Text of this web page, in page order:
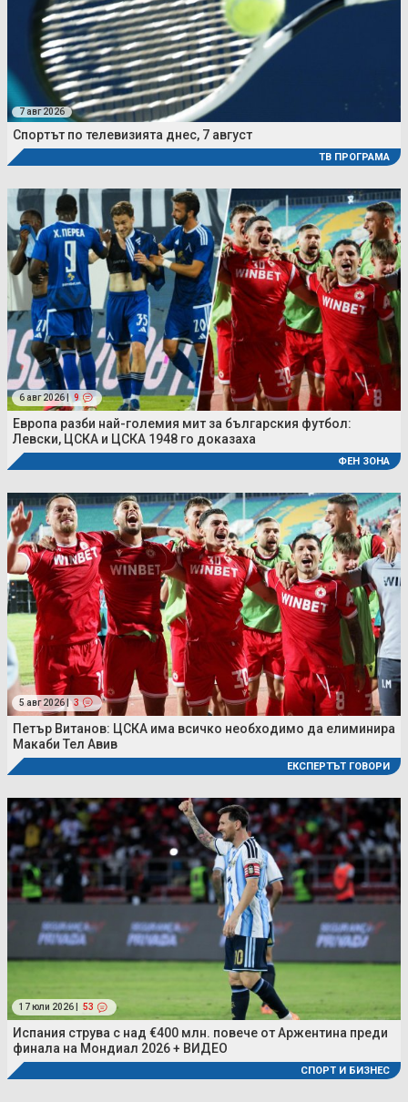
7 авг 2026
Спортът по телевизията днес, 7 август
ТВ ПРОГРАМА
6 авг 2026 | 9
Европа разби най-големия мит за българския футбол:
Левски, ЦСКА и ЦСКА 1948 го доказаха
ФЕН ЗОНА
5 авг 2026 | 3
Петър Витанов: ЦСКА има всичко необходимо да елиминира
Макаби Тел Авив
ЕКСПЕРТЪТ ГОВОРИ
17 юли 2026 | 53
Испания струва с над €400 млн. повече от Аржентина преди
финала на Мондиал 2026 + ВИДЕО
СПОРТ И БИЗНЕС